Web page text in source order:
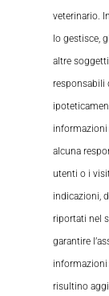
veterinario.
lo gestisce,
altre
responsabili
alcuna
utenti o i
indicazioni,
riportati nel
garantire
informazioni
risultino